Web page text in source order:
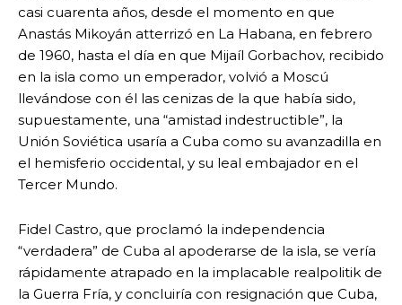
casi cuarenta años, desde el momento en que
Anastás Mikoyán atterrizó en La Habana, en febrero
de 1960, hasta el día en que Mijaíl Gorbachov, recibido
en la isla como un emperador, volvió a Moscú
llevándose con él las cenizas de la que había sido,
supuestamente, una “amistad indestructible”, la
Unión Soviética usaría a Cuba como su avanzadilla en
el hemisferio occidental, y su leal embajador en el
Tercer Mundo.
Fidel Castro, que proclamó la independencia
“verdadera” de Cuba al apoderarse de la isla, se vería
rápidamente atrapado en la implacable realpolitik de
la Guerra Fría, y concluiría con resignación que Cuba,